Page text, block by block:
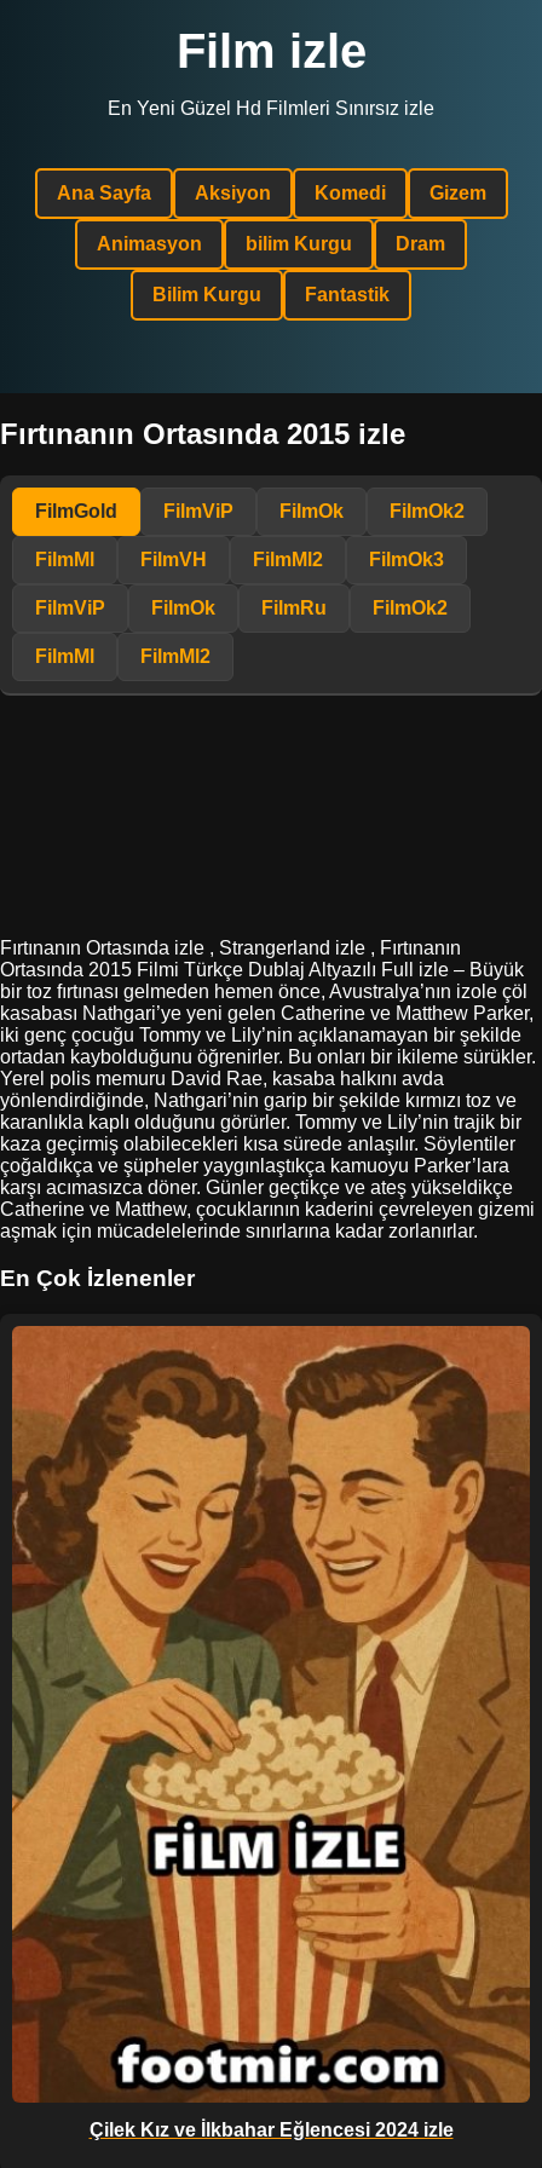
Film izle
En Yeni Güzel Hd Filmleri Sınırsız izle
Ana Sayfa Aksiyon Komedi Gizem
Animasyon bilim Kurgu Dram
Bilim Kurgu Fantastik
Fırtınanın Ortasında 2015 izle
FilmGold FilmViP FilmOk FilmOk2
FilmMl FilmVH FilmMl2 FilmOk3
FilmViP FilmOk FilmRu FilmOk2
FilmMl FilmMl2
Fırtınanın Ortasında izle , Strangerland izle , Fırtınanın
Ortasında 2015 Filmi Türkçe Dublaj Altyazılı Full izle – Büyük
bir toz fırtınası gelmeden hemen önce, Avustralya’nın izole çöl
kasabası Nathgari’ye yeni gelen Catherine ve Matthew Parker,
iki genç çocuğu Tommy ve Lily’nin açıklanamayan bir şekilde
ortadan kaybolduğunu öğrenirler. Bu onları bir ikileme sürükler.
Yerel polis memuru David Rae, kasaba halkını avda
yönlendirdiğinde, Nathgari’nin garip bir şekilde kırmızı toz ve
karanlıkla kaplı olduğunu görürler. Tommy ve Lily’nin trajik bir
kaza geçirmiş olabilecekleri kısa sürede anlaşılır. Söylentiler
çoğaldıkça ve şüpheler yaygınlaştıkça kamuoyu Parker’lara
karşı acımasızca döner. Günler geçtikçe ve ateş yükseldikçe
Catherine ve Matthew, çocuklarının kaderini çevreleyen gizemi
aşmak için mücadelelerinde sınırlarına kadar zorlanırlar.
En Çok İzlenenler
Çilek Kız ve İlkbahar Eğlencesi 2024 izle